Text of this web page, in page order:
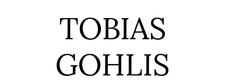
TOBIAS
GOHLIS